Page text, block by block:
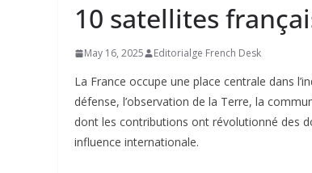
10 satellites
May 16, 2025 Editorialge French Desk
La France occupe une place centrale dans
défense, l’observation de la Terre, la
dont les contributions ont révolutionné des
influence internationale.